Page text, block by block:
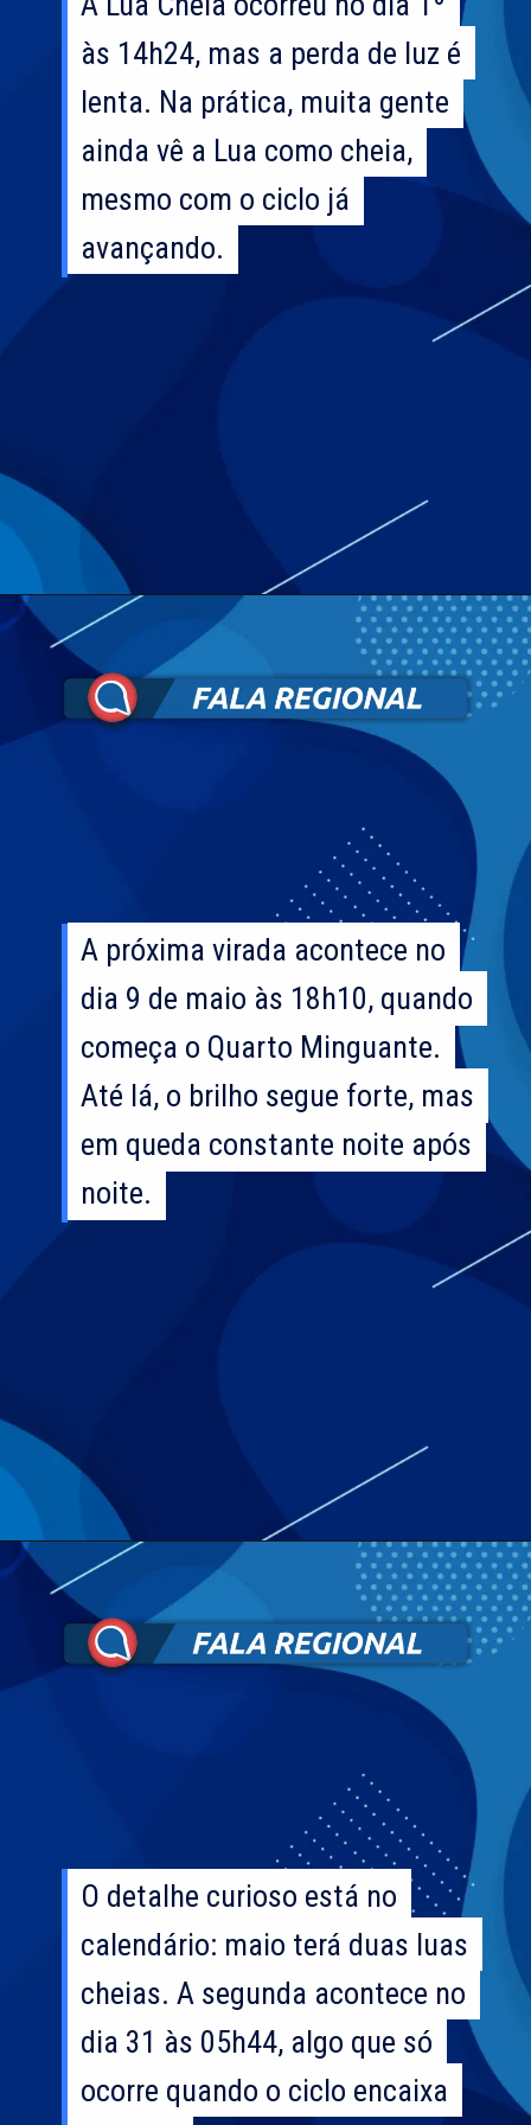
às 14h24, mas a perda de luz é
lenta. Na prática, muita gente
ainda vê a Lua como cheia,
mesmo com o ciclo já
avançando.
às 14h24, mas a perda de luz é
lenta. Na prática, muita gente
ainda vê a Lua como cheia,
mesmo com o ciclo já
avançando.
A próxima virada acontece no
dia 9 de maio às 18h10, quando
começa o Quarto Minguante.
Até lá, o brilho segue forte, mas
em queda constante noite após
noite.
A próxima virada acontece no
dia 9 de maio às 18h10, quando
começa o Quarto Minguante.
Até lá, o brilho segue forte, mas
em queda constante noite após
noite.
O detalhe curioso está no
calendário: maio terá duas luas
cheias. A segunda acontece no
dia 31 às 05h44, algo que só
ocorre quando o ciclo encaixa
O detalhe curioso está no
calendário: maio terá duas luas
cheias. A segunda acontece no
dia 31 às 05h44, algo que só
ocorre quando o ciclo encaixa